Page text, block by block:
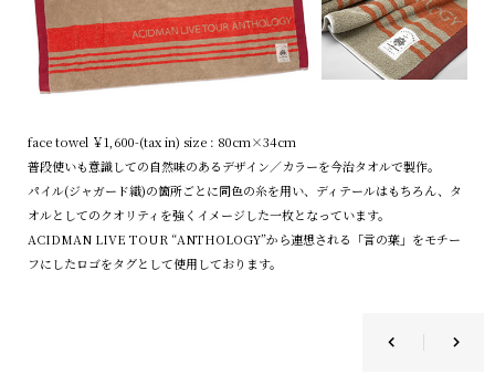
face towel ￥1,600-(tax in) size : 80cm×34cm
普段使いも意識しての自然味のあるデザイン／カラーを今治タオルで製作。
パイル(ジャガード織)の箇所ごとに同色の糸を用い、ディテールはもちろん、タ
オルとしてのクオリティを強くイメージした一枚となっています。
ACIDMAN LIVE TOUR “ANTHOLOGY”から連想される「言の葉」をモチー
フにしたロゴをタグとして使用しております。